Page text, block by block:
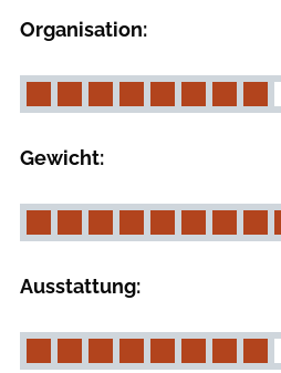
Organisation:
Gewicht:
Ausstattung: